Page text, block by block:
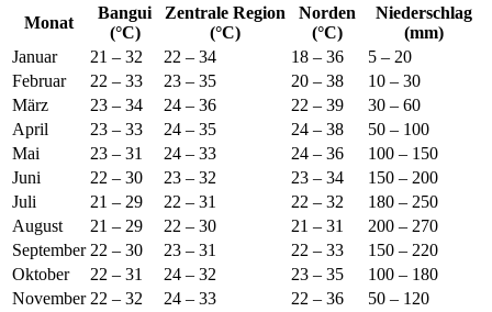
Monat
Bangui
(°C)
Zentrale Region
(°C)
Norden
(°C)
Niederschlag
(mm)
Januar
21 – 32 22 – 34 18 – 36
5 – 20
Februar
22 – 33 23 – 35 20 – 38
10 – 30
März
23 – 34 24 – 36 22 – 39
30 – 60
April
23 – 33 24 – 35 24 – 38
50 – 100
Mai
23 – 31 24 – 33 24 – 36
100 – 150
Juni
22 – 30 23 – 32 23 – 34
150 – 200
Juli
21 – 29 22 – 31 22 – 32
180 – 250
August
21 – 29 22 – 30 21 – 31
200 – 270
September 22 – 30 23 – 31 22 – 33
150 – 220
Oktober
22 – 31 24 – 32 23 – 35
100 – 180
November 22 – 32 24 – 33 22 – 36
50 – 120